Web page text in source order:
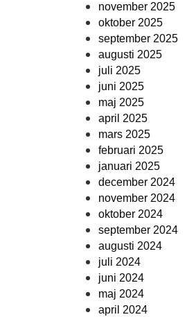
november 2025
oktober 2025
september 2025
augusti 2025
juli 2025
juni 2025
maj 2025
april 2025
mars 2025
februari 2025
januari 2025
december 2024
november 2024
oktober 2024
september 2024
augusti 2024
juli 2024
juni 2024
maj 2024
april 2024